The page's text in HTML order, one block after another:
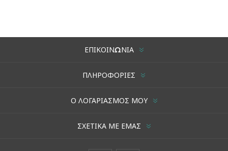
ΕΠΙΚΟΙΝΩΝΊΑ
ΠΛΗΡΟΦΟΡΊΕΣ
Ο ΛΟΓΑΡΙΑΣΜΌΣ ΜΟΥ
ΣΧΕΤΙΚΆ ΜΕ ΕΜΆΣ